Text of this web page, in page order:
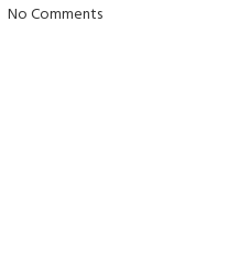
No Comments